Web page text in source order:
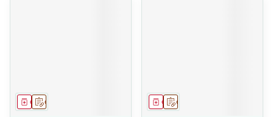
Op voorschrift
Geneesmiddel Op voorschrift
Geneesmiddel